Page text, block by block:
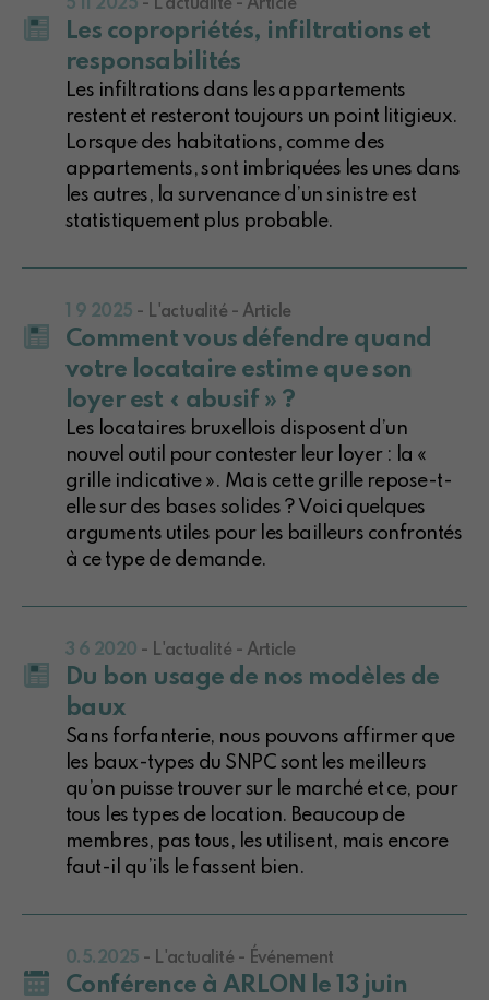
5 11 2025 - L'actualité - Article
Les copropriétés, infiltrations et
responsabilités
Les infiltrations dans les appartements
restent et resteront toujours un point litigieux.
Lorsque des habitations, comme des
appartements, sont imbriquées les unes dans
les autres, la survenance d’un sinistre est
statistiquement plus probable.
1 9 2025 - L'actualité - Article
Comment vous défendre quand
votre locataire estime que son
loyer est « abusif » ?
Les locataires bruxellois disposent d’un
nouvel outil pour contester leur loyer : la «
grille indicative ». Mais cette grille repose-t-
elle sur des bases solides ? Voici quelques
arguments utiles pour les bailleurs confrontés
à ce type de demande.
3 6 2020 - L'actualité - Article
Du bon usage de nos modèles de
baux
Sans forfanterie, nous pouvons affirmer que
les baux-types du SNPC sont les meilleurs
qu’on puisse trouver sur le marché et ce, pour
tous les types de location. Beaucoup de
membres, pas tous, les utilisent, mais encore
faut-il qu’ils le fassent bien.
0.5.2025 - L'actualité - Événement
Conférence à ARLON le 13 juin